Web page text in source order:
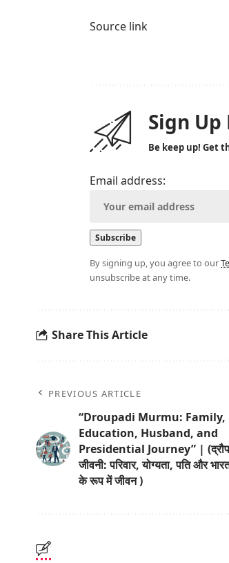
Source link
Sign
Be keep up! Get
Email address:
By signing up, you agree to our
unsubscribe at any time.
Share This Article
PREVIOUS ARTICLE
“Droupadi Murmu: Family,
Education, Husband, and
Presidential Journey” |
जीवनी: परिवार, योग्यता, पति और
के रूप में जीवन )